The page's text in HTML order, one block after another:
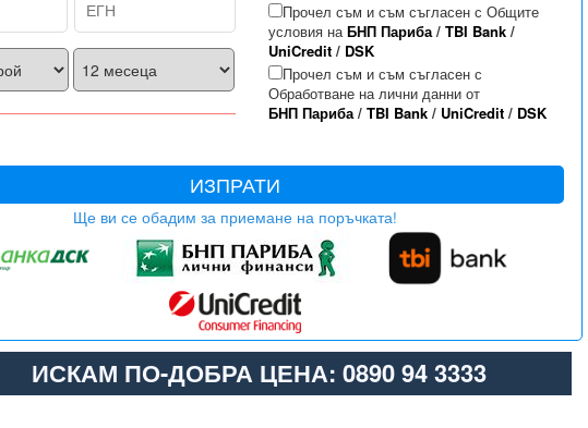
Прочел съм и съм съгласен с Общите
условия наБНП Париба/ TBI Bank/
UniCredit/ DSK
Прочел съм и съм съгласен с
Обработване на лични данни от
БНП Париба/ TBI Bank/ UniCredit/ DSK
ИЗПРАТИ
Ще ви се обадим за приемане на поръчката!
ИСКАМ ПО-ДОБРА ЦЕНА: 0890 94 3333